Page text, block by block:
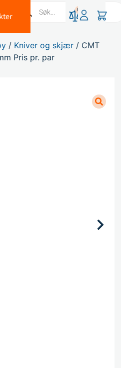
0
/ Kniver og skjær / CMT
Pris pr. par